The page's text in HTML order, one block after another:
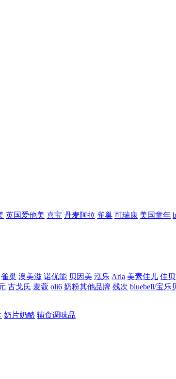
英国爱他美 喜宝 丹麦阿拉 雀巢 可瑞康 美国童年
雀巢 澳美滋 诺优能 贝因美 泓乐 Arla 美素佳儿 佳
古戈氏 麦蔻 oli6 奶粉其他品牌 残次 bluebell/宝乐
奶片奶酪 辅食调味品